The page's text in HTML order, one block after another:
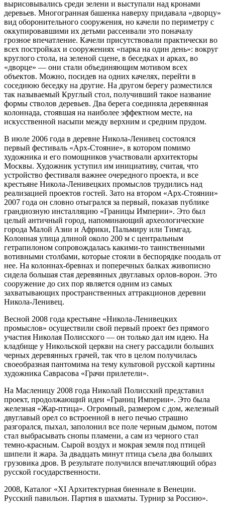
вырисовывались среди зелени и выступали над кронами
деревьев. Многогранная башенка наверху придавала «дворцу»
вид оборонительного сооружения, но качели по периметру с
оккупировавшими их детьми рассеивали это поначалу
грозное впечатление. Качели присутствовали практически во
всех постройках и сооружениях «парка на один день»: вокруг
круглого стола, на зеленой сцене, в беседках и арках, во
«дворце» — они стали объединяющим мотивом всех
объектов. Можно, посидев на одних качелях, перейти в
соседнюю беседку на другие. На другом берегу разместился
так называемый Круглый стол, получивший такое название
формы стволов деревьев. Два берега соединяла деревянная
колоннада, стоявшая на наиболее эффектном месте, на
искусственной насыпи между верхним и средним прудом.
В июле 2006 года в деревне Никола-Ленивец состоялся
первый фестиваль «Арх-Стояние», в котором помимо
художника и его помощников участвовали архитекторы
Москвы. Художник уступил им инициативу, считая, что
устройство фестиваля важнее очередного проекта, и все
крестьяне Никола-Ленивецких промыслов трудились над
реализацией проектов гостей. Зато на втором «Арх-Стоянии»
2007 года он словно отыгрался за первый, показав публике
грандиозную инсталляцию «Границы Империи». Это был
целый античный город, напоминающий археологические
города Малой Азии и Африки, Пальмиру или Тимгад.
Колонная улица длиной около 200 м с центральным
гетрапилоном сопровождалась какими-то таинственными
вотивными столбами, которые стояли в беспорядке поодаль от
нее. На колоннах-бревнах и поперечных балках живописно
сидела большая стая деревянных двуглавых орлов-ворон. Это
сооружение до сих пор является одним из самых
захватывающих пространственных аттракционов деревни
Никола-Ленивец.
Весной 2008 года крестьяне «Никола-Ленивецких
промыслов» осуществили свой первый проект без прямого
участия Николая Полисского — он только дал им идею. На
кладбище у Никольской церкви на снегу рассадили больших
черных деревянных грачей, так что в целом получилась
своеобразная пантомима на тему культовой русской картины
художника Саврасова «Грачи прилетели».
На Масленицу 2008 года Николай Полисский представил
проект, продолжающий идеи «Границ Империи». Это была
железная «Жар-птица». Огромный, размером с дом, железный
двуглавый орел со встроенной в него печью страшно
разгорался, пыхал, заполонил все поле черным дымом, потом
стал выбрасывать снопы пламени, а сам из черного стал
темно-красным. Сырой воздух и мокрая земля под птицей
шипели it жара. За двадцать минут птица съела два больших
грузовика дров. В результате получился впечатляющий образ
русской государственности.
2008, Каталог «XI Архитектурная биеннале в Венеции.
Русский павильон. Партия в шахматы. Турнир за Россию».